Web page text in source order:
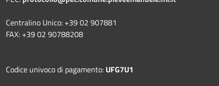
Centralino Unico: +39 02 907881
FAX: +39 02 90788208
Codice univoco di pagamento: UFG7U1